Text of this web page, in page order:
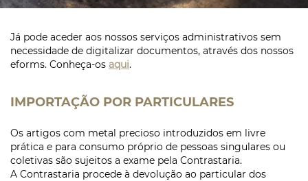
Já pode aceder aos nossos serviços administrativos sem
necessidade de digitalizar documentos, através dos nossos
eforms. Conheça-os aqui.
IMPORTAÇÃO POR PARTICULARES
Os artigos com metal precioso introduzidos em livre
prática e para consumo próprio de pessoas singulares ou
coletivas são sujeitos a exame pela Contrastaria.
A Contrastaria procede à devolução ao particular dos